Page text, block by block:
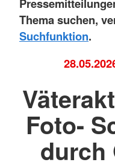
Thema suchen,
Suchfunktion.
Foto-
durch